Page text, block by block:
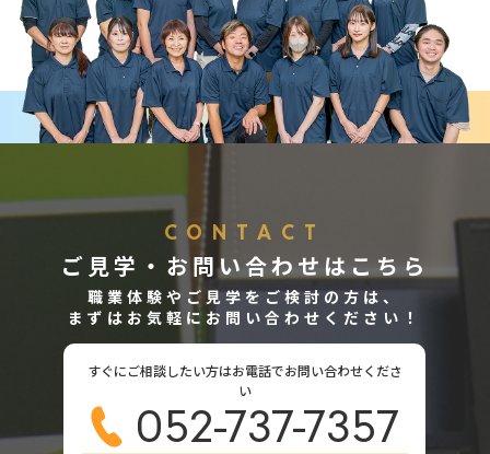
CONTACT
ご見学・お問い合わせはこちら
職業体験やご見学をご検討の方は、
まずはお気軽にお問い合わせください！
すぐにご相談したい方はお電話でお問い合わせくださ
い
052-737-7357